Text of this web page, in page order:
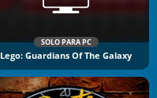
SOLO PARA PC
Lego: Guardians Of The Galaxy